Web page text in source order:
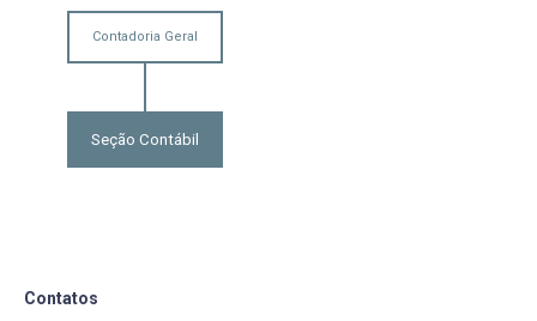
Contadoria Geral
Seção Contábil
Contatos